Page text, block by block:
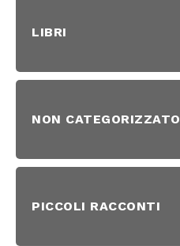
LIBRI
NON CATEGORIZZATO
PICCOLI RACCONTI